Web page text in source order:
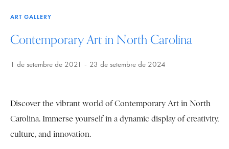
ART GALLERY
Contemporary Art in North Carolina
1 de setembre de 2021 23 de setembre de 2024
Discover the vibrant world of Contemporary Art in North
Carolina. Immerse yourself in a dynamic display of creativity,
culture, and innovation.